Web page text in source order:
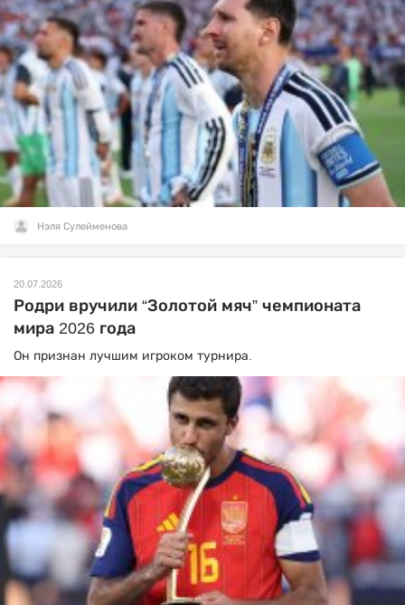
Нэля Сулейменова
20.07.2026
Родри вручили “Золотой мяч” чемпионата
мира 2026 года
Он признан лучшим игроком турнира.